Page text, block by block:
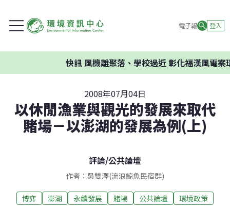
電子報 登入
快訊風機離聚落、學校過近 彰化福漢風電案環委
2008年07月04日
以休閒漁業與觀光的發展來取代
賭場－以澎湖的發展為例(上)
評論/公共論壇
作者：吳雙澤(流浪鯨魚民宿群)
博弈 澎湖 永續發展 賭場 公共論壇 環境政策